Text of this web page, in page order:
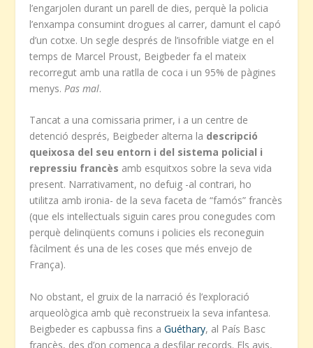
l’engarjolen durant un parell de dies, perquè la policia
l’enxampa consumint drogues al carrer, damunt el capó
d’un cotxe. Un segle després de l’insofrible viatge en el
temps de Marcel Proust, Beigbeder fa el mateix
recorregut amb una ratlla de coca i un 95% de pàgines
menys.Pas mal.
Tancat a una comissaria primer, i a un centre de
detenció després, Beigbeder alterna la descripció
queixosa del seu entorn i del sistema policial i
repressiu francès amb esquitxos sobre la seva vida
present. Narrativament, no defuig -al contrari, ho
utilitza amb ironia- de la seva faceta de “famós” francès
(que els intel·lectuals siguin cares prou conegudes com
perquè delinqüents comuns i policies els reconeguin
fàcilment és una de les coses que més envejo de
França).
No obstant, el gruix de la narració és l’exploració
arqueològica amb què reconstrueix la seva infantesa.
Beigbeder es capbussa fins aGuéthary, al País Basc
francès, des d’on comença a desfilar records. Els avis,